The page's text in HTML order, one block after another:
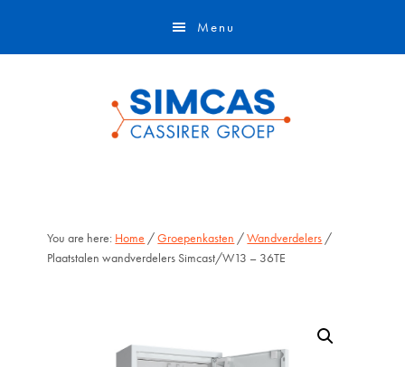
Menu
You are here: Home /Groepenkasten /Wandverdelers /
Plaatstalen wandverdelers Simcast/W13 – 36TE